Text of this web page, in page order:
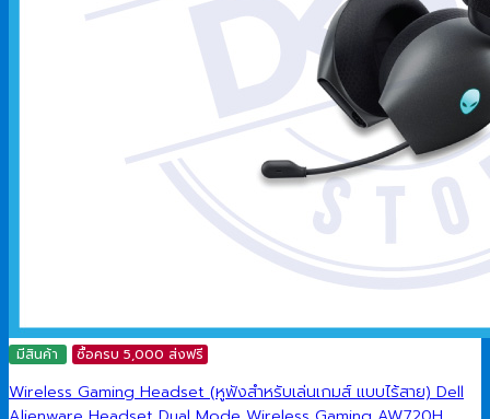
มีสินค้า ซื้อครบ 5,000 ส่งฟรี
Wireless Gaming Headset (หูฟังสำหรับเล่นเกมส์ แบบไร้สาย) Dell